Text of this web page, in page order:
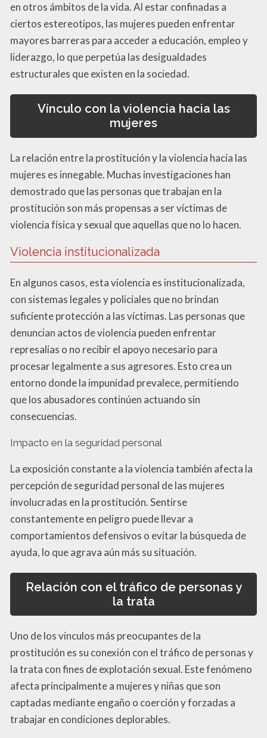
en otros ámbitos de la vida. Al estar confinadas a
ciertos estereotipos, las mujeres pueden enfrentar
mayores barreras para acceder a educación, empleo y
liderazgo, lo que perpetúa las desigualdades
estructurales que existen en la sociedad.
Vínculo con la violencia hacia las
mujeres
La relación entre la prostitución y la violencia hacia las
mujeres es innegable. Muchas investigaciones han
demostrado que las personas que trabajan en la
prostitución son más propensas a ser víctimas de
violencia física y sexual que aquellas que no lo hacen.
Violencia institucionalizada
En algunos casos, esta violencia es institucionalizada,
con sistemas legales y policiales que no brindan
suficiente protección a las víctimas. Las personas que
denuncian actos de violencia pueden enfrentar
represalias o no recibir el apoyo necesario para
procesar legalmente a sus agresores. Esto crea un
entorno donde la impunidad prevalece, permitiendo
que los abusadores continúen actuando sin
consecuencias.
Impacto en la seguridad personal
La exposición constante a la violencia también afecta la
percepción de seguridad personal de las mujeres
involucradas en la prostitución. Sentirse
constantemente en peligro puede llevar a
comportamientos defensivos o evitar la búsqueda de
ayuda, lo que agrava aún más su situación.
Relación con el tráfico de personas y
la trata
Uno de los vínculos más preocupantes de la
prostitución es su conexión con el tráfico de personas y
la trata con fines de explotación sexual. Este fenómeno
afecta principalmente a mujeres y niñas que son
captadas mediante engaño o coerción y forzadas a
trabajar en condiciones deplorables.